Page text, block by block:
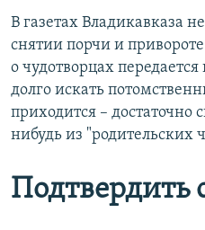
В газетах Владикавказа
снятии порчи и
о чудотворцах передается
долго искать
приходится – достаточно
нибудь из "родительских
Подтвердить